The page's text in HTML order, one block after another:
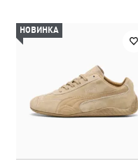
НОВИНКА